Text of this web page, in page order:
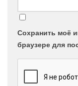
Сохранить моё
браузере для